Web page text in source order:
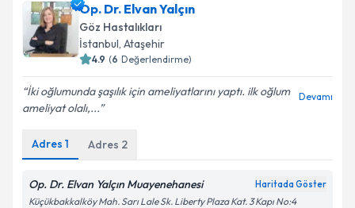
E-posta Adresiniz
Kişisel verilerimin işlenmesine ilişkinAydınlatma
Metni
Takvim Talebini Gönder
Op. Dr. Elvan Yalçın
Göz Hastalıkları
İstanbul, Ataşehir
4.9 (6 Değerlendirme)
İki oğlumunda şaşılık için ameliyatlarını yaptı. ilk oğlum
ameliyat olalı,...
Devamı
Adres 1 Adres 2
Op. Dr. Elvan Yalçın Muayenehanesi Haritada Göster
Küçükbakkalköy Mah. Sarı Lale Sk. Liberty Plaza Kat. 3 Kapı No:4